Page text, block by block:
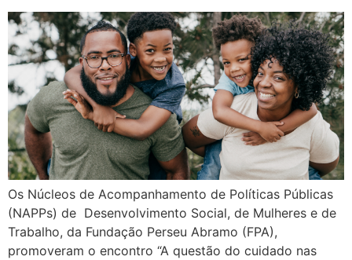
Os Núcleos de Acompanhamento de Políticas Públicas
(NAPPs) de Desenvolvimento Social, de Mulheres e de
Trabalho, da Fundação Perseu Abramo (FPA),
promoveram o encontro “A questão do cuidado nas